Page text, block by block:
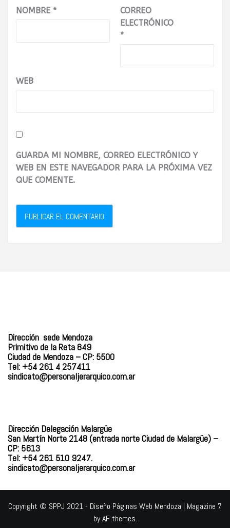
NOMBRE *
CORREO
ELECTRÓNICO
*
WEB
GUARDA MI NOMBRE, CORREO ELECTRÓNICO Y
WEB EN ESTE NAVEGADOR PARA LA PRÓXIMA VEZ
QUE COMENTE.
Dirección sede Mendoza
Primitivo de la Reta 849
Ciudad de Mendoza – CP: 5500
Tel: +54 261 4 257411
sindicato@personaljerarquico.com.ar
Dirección Delegación Malargüe
San Martín Norte 2148 (entrada norte Ciudad de Malargüe) –
CP: 5613
Tel: +54 261 510 9247.
sindicato@personaljerarquico.com.ar
Copyright © SPPJ 2021 - Diseño Páginas Web Mendoza | Magazine 7
by AF themes.